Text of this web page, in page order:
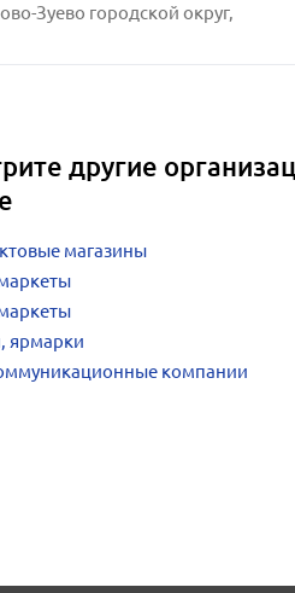
Зуево городской округ,
другие
магазины
ярмарки
компании